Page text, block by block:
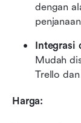
dengan
Integrasi
Mudah
Trello
Harga: